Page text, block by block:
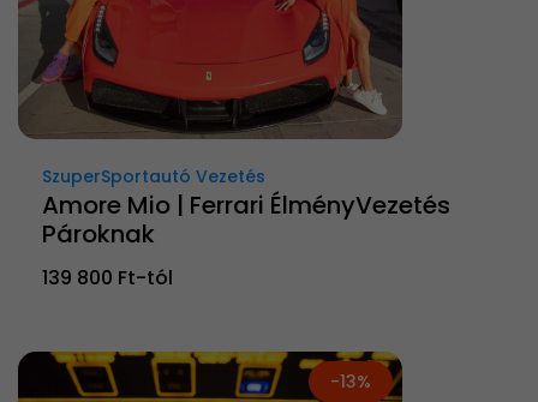
SzuperSportautó Vezetés
Amore Mio | Ferrari ÉlményVezetés
Pároknak
139 800 Ft-tól
-13%